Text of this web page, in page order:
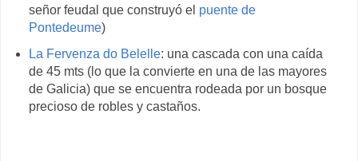
señor feudal que construyó el puente de
Pontedeume)
La Fervenza do Belelle: una cascada con una caída
de 45 mts (lo que la convierte en una de las mayores
de Galicia) que se encuentra rodeada por un bosque
precioso de robles y castaños.